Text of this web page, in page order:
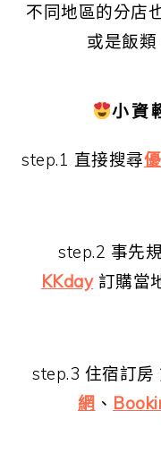
不同地區的分店
或是飯
小資
step.1 直接搜尋
step.2 事先
KKday 訂購當
step.3 住宿訂
網 、